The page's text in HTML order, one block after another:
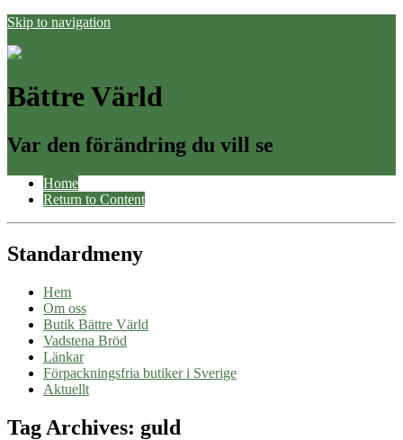
Skip to navigation
Bättre Värld
Var den förändring du vill se
Home
Return to Content
Standardmeny
Hem
Om oss
Butik Bättre Värld
Vadstena Bröd
Länkar
Förpackningsfria butiker i Sverige
Aktuellt
Tag Archives: guld